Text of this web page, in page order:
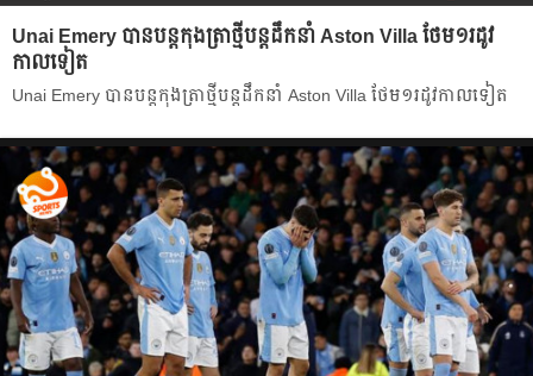
Unai Emery បាន​បន្ត​កុងត្រា​ថ្មី​បន្ត​ដឹកនាំ​ Aston Villa ថែម​១រដូវ
កាល​ទៀត​
Unai Emery បាន​បន្ត​កុងត្រា​ថ្មី​បន្ត​ដឹកនាំ​ Aston Villa ថែម​១រដូវកាល​ទៀត​